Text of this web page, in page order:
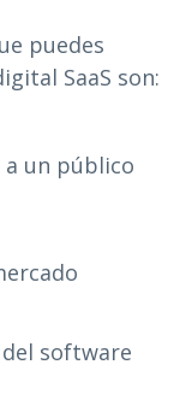
puedes
SaaS son:
un público
software